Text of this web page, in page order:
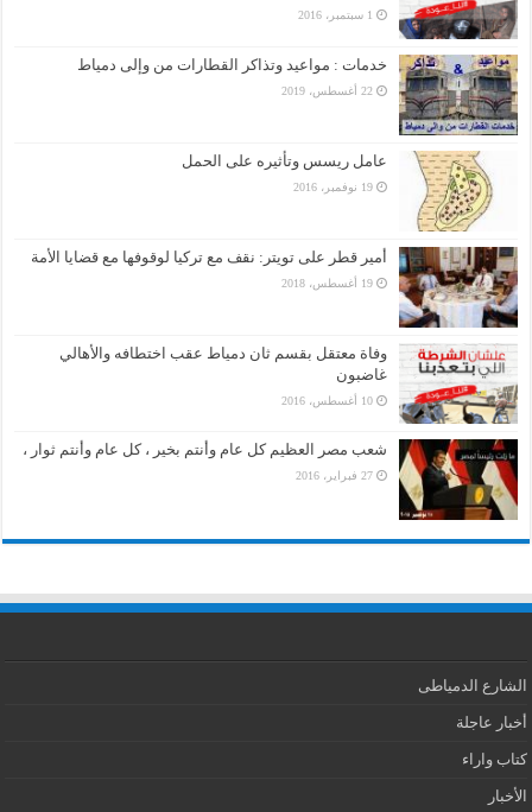
1 سبتمبر، 2016
خدمات : مواعيد وتذاكر القطارات من وإلى دمياط
22 أغسطس، 2019
عامل ريسس وتأثيره على الحمل
19 نوفمبر، 2016
أمير قطر على تويتر: نقف مع تركيا لوقوفها مع قضايا الأمة
19 أغسطس، 2018
وفاة معتقل بقسم ثان دمياط عقب اختطافه والأهالي
غاضبون
10 أغسطس، 2016
شعب مصر العظيم كل عام وأنتم بخير ، كل عام وأنتم ثوار ،
27 فبراير، 2016
الشارع الدمياطى
أخبار عاجلة
كتاب واراء
الأخبار